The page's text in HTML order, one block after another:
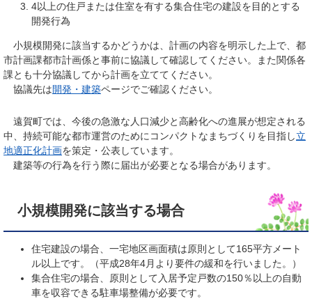
4以上の住戸または住室を有する集合住宅の建設を目的とする
開発行為
小規模開発に該当するかどうかは、計画の内容を明示した上で、都
市計画課都市計画係と事前に協議して確認してください。また関係各
課とも十分協議してから計画を立ててください。
協議先は開発・建築ページでご確認ください。
遠賀町では、今後の急激な人口減少と高齢化への進展が想定される
中、持続可能な都市運営のためにコンパクトなまちづくりを目指し立
地適正化計画を策定・公表しています。
建築等の行為を行う際に届出が必要となる場合があります。
小規模開発に該当する場合
住宅建設の場合、一宅地区画面積は原則として165平方メート
ル以上です。（平成28年4月より要件の緩和を行いました。）
集合住宅の場合、原則として入居予定戸数の150％以上の自動
車を収容できる駐車場整備が必要です。